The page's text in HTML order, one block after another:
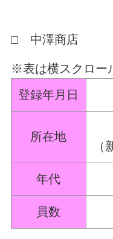
□ 中澤商店
※表は横スクロー
登録年月日
所在地
年代
員数